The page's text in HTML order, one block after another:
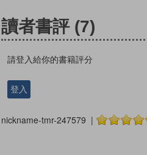
讀者書評 (7)
請登入給你的書籍評分
登入
nickname-tmr-247579 |